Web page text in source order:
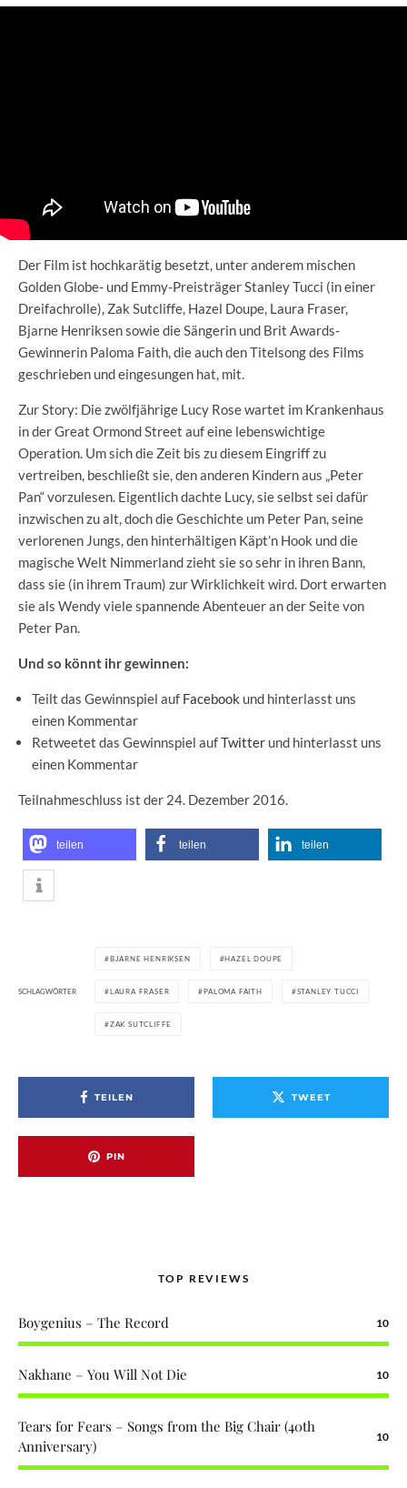
Der Film ist hochkarätig besetzt, unter anderem mischen
Golden Globe- und Emmy-Preisträger Stanley Tucci (in einer
Dreifachrolle), Zak Sutcliffe, Hazel Doupe, Laura Fraser,
Bjarne Henriksen sowie die Sängerin und Brit Awards-
Gewinnerin Paloma Faith, die auch den Titelsong des Films
geschrieben und eingesungen hat, mit.
Zur Story: Die zwölfjährige Lucy Rose wartet im Krankenhaus
in der Great Ormond Street auf eine lebenswichtige
Operation. Um sich die Zeit bis zu diesem Eingriff zu
vertreiben, beschließt sie, den anderen Kindern aus „Peter
Pan“ vorzulesen. Eigentlich dachte Lucy, sie selbst sei dafür
inzwischen zu alt, doch die Geschichte um Peter Pan, seine
verlorenen Jungs, den hinterhältigen Käpt’n Hook und die
magische Welt Nimmerland zieht sie so sehr in ihren Bann,
dass sie (in ihrem Traum) zur Wirklichkeit wird. Dort erwarten
sie als Wendy viele spannende Abenteuer an der Seite von
Peter Pan.
Und so könnt ihr gewinnen:
Teilt das Gewinnspiel auf Facebook und hinterlasst uns
einen Kommentar
Retweetet das Gewinnspiel aufTwitter und hinterlasst uns
einen Kommentar
Teilnahmeschluss ist der 24. Dezember 2016.
teilen teilen teilen
SCHLAGWÖRTER
BJARNE HENRIKSEN HAZEL DOUPE
LAURA FRASER PALOMA FAITH STANLEY TUCCI
ZAK SUTCLIFFE
TEILEN TWEET
PIN
TOP REVIEWS
Boygenius – The Record 10
Nakhane – You Will Not Die 10
Tears for Fears – Songs from the Big Chair (40th
Anniversary)
10